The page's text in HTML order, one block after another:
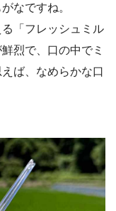
なですね。
「フレッシュミル
烈で、口の中でミ
ば、なめらかな口